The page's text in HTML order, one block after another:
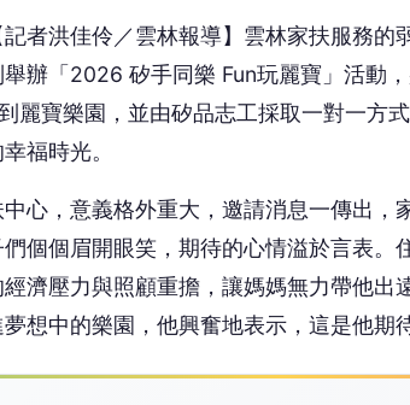
記者洪佳伶／雲林報導】雲林家扶服務
辦「2026 矽手同樂 Fun玩麗寶」活動
麗寶樂園，並由矽品志工採取一對一方
福時光。
心，意義格外重大，邀請消息一傳出，
個個眉開眼笑，期待的心情溢於言表。
濟壓力與照顧重擔，讓媽媽無力帶他出
想中的樂園，他興奮地表示，這是他期